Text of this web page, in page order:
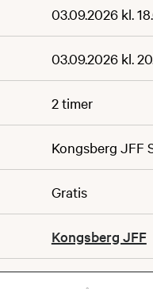
03.09.2026 kl.
03.09.2026 kl.
2 timer
Kongsberg JFF
Gratis
Kongsberg JFF